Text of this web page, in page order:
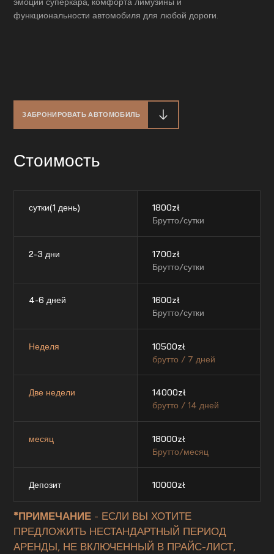
функциональности автомобиля для любой дороги.
ЗАБРОНИРОВАТЬ АВТОМОБИЛЬ
Стоимость
сутки(1 день) 1800zł
Брутто/сутки
2-3 дни 1700zł
Брутто/сутки
4-6 дней 1600zł
Брутто/сутки
Неделя 10500zł
брутто / 7 дней
Две недели 14000zł
брутто / 14 дней
месяц 18000zł
Брутто/месяц
Депозит 10000zł
*ПРИМЕЧАНИЕ - ЕСЛИ ВЫ ХОТИТЕ
ПРЕДЛОЖИТЬ НЕСТАНДАРТНЫЙ ПЕРИОД
АРЕНДЫ, НЕ ВКЛЮЧЕННЫЙ В ПРАЙС-ЛИСТ,